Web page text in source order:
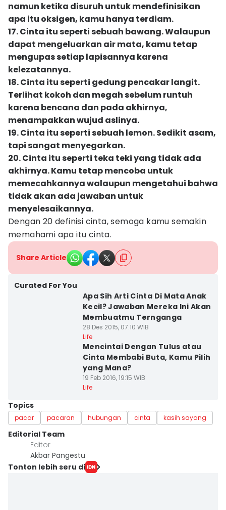
namun ketika disuruh untuk mendefinisikan
apa itu oksigen, kamu hanya terdiam.
17. Cinta itu seperti sebuah bawang. Walaupun
dapat mengeluarkan air mata, kamu tetap
mengupas setiap lapisannya karena
kelezatannya.
18. Cinta itu seperti gedung pencakar langit.
Terlihat kokoh dan megah sebelum runtuh
karena bencana dan pada akhirnya,
menampakkan wujud aslinya.
19. Cinta itu seperti sebuah lemon. Sedikit asam,
tapi sangat menyegarkan.
20. Cinta itu seperti teka teki yang tidak ada
akhirnya. Kamu tetap mencoba untuk
memecahkannya walaupun mengetahui bahwa
tidak akan ada jawaban untuk
menyelesaikannya.
Dengan 20 definisi cinta, semoga kamu semakin
memahami apa itu cinta.
Share Article
Curated For You
Apa Sih Arti Cinta Di Mata Anak
Kecil? Jawaban Mereka Ini Akan
Membuatmu Ternganga
28 Des 2015, 07:10 WIB
Life
Mencintai Dengan Tulus atau
Cinta Membabi Buta, Kamu Pilih
yang Mana?
19 Feb 2016, 19:15 WIB
Life
Topics
pacar pacaran hubungan cinta kasih sayang
Editorial Team
Editor
Akbar Pangestu
Tonton lebih seru di